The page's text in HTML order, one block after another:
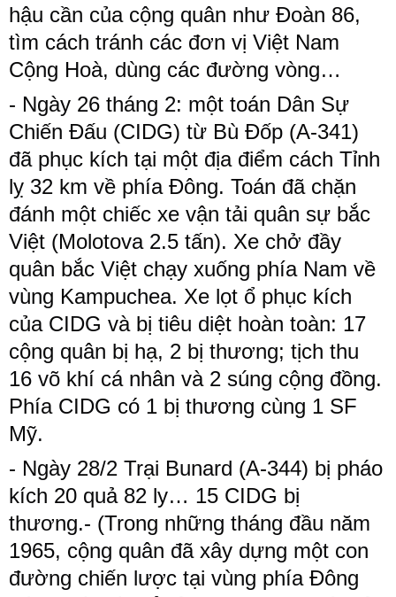
hậu cần của cộng quân như Đoàn 86,
tìm cách tránh các đơn vị Việt Nam
Cộng Hoà, dùng các đường vòng…
- Ngày 26 tháng 2: một toán Dân Sự
Chiến Đấu (CIDG) từ Bù Đốp (A-341)
đã phục kích tại một địa điểm cách Tỉnh
lỵ 32 km về phía Đông. Toán đã chặn
đánh một chiếc xe vận tải quân sự bắc
Việt (Molotova 2.5 tấn). Xe chở đầy
quân bắc Việt chạy xuống phía Nam về
vùng Kampuchea. Xe lọt ổ phục kích
của CIDG và bị tiêu diệt hoàn toàn: 17
cộng quân bị hạ, 2 bị thương; tịch thu
16 võ khí cá nhân và 2 súng cộng đồng.
Phía CIDG có 1 bị thương cùng 1 SF
Mỹ.
- Ngày 28/2 Trại Bunard (A-344) bị pháo
kích 20 quả 82 ly… 15 CIDG bị
thương.- (Trong những tháng đầu năm
1965, cộng quân đã xây dựng một con
đường chiến lược tại vùng phía Đông